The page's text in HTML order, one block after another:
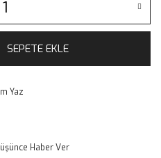
SEPETE EKLE
Yaz
Haber Ver